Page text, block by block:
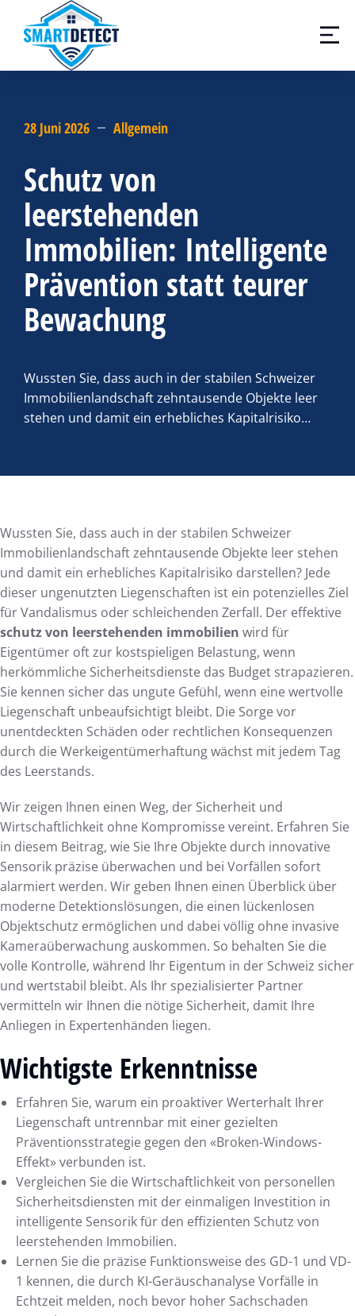
28 Juni 2026 Allgemein
Schutz von
leerstehenden
Immobilien: Intelligente
Prävention statt teurer
Bewachung
Wussten Sie, dass auch in der stabilen Schweizer
Immobilienlandschaft zehntausende Objekte leer
stehen und damit ein erhebliches Kapitalrisiko…
Wussten Sie, dass auch in der stabilen Schweizer
Immobilienlandschaft zehntausende Objekte leer stehen
und damit ein erhebliches Kapitalrisiko darstellen? Jede
dieser ungenutzten Liegenschaften ist ein potenzielles Ziel
für Vandalismus oder schleichenden Zerfall. Der effektive
schutz von leerstehenden immobilien wird für
Eigentümer oft zur kostspieligen Belastung, wenn
herkömmliche Sicherheitsdienste das Budget strapazieren.
Sie kennen sicher das ungute Gefühl, wenn eine wertvolle
Liegenschaft unbeaufsichtigt bleibt. Die Sorge vor
unentdeckten Schäden oder rechtlichen Konsequenzen
durch die Werkeigentümerhaftung wächst mit jedem Tag
des Leerstands.
Wir zeigen Ihnen einen Weg, der Sicherheit und
Wirtschaftlichkeit ohne Kompromisse vereint. Erfahren Sie
in diesem Beitrag, wie Sie Ihre Objekte durch innovative
Sensorik präzise überwachen und bei Vorfällen sofort
alarmiert werden. Wir geben Ihnen einen Überblick über
moderne Detektionslösungen, die einen lückenlosen
Objektschutz ermöglichen und dabei völlig ohne invasive
Kameraüberwachung auskommen. So behalten Sie die
volle Kontrolle, während Ihr Eigentum in der Schweiz sicher
und wertstabil bleibt. Als Ihr spezialisierter Partner
vermitteln wir Ihnen die nötige Sicherheit, damit Ihre
Anliegen in Expertenhänden liegen.
Wichtigste Erkenntnisse
Erfahren Sie, warum ein proaktiver Werterhalt Ihrer
Liegenschaft untrennbar mit einer gezielten
Präventionsstrategie gegen den «Broken-Windows-
Effekt» verbunden ist.
Vergleichen Sie die Wirtschaftlichkeit von personellen
Sicherheitsdiensten mit der einmaligen Investition in
intelligente Sensorik für den effizienten Schutz von
leerstehenden Immobilien.
Lernen Sie die präzise Funktionsweise des GD-1 und VD-
1 kennen, die durch KI-Geräuschanalyse Vorfälle in
Echtzeit melden, noch bevor hoher Sachschaden